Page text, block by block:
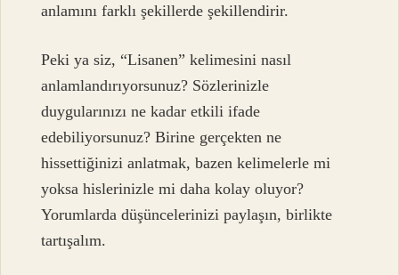
anlamını farklı şekillerde şekillendirir.
Peki ya siz, “Lisanen” kelimesini nasıl
anlamlandırıyorsunuz? Sözlerinizle
duygularınızı ne kadar etkili ifade
edebiliyorsunuz? Birine gerçekten ne
hissettiğinizi anlatmak, bazen kelimelerle mi
yoksa hislerinizle mi daha kolay oluyor?
Yorumlarda düşüncelerinizi paylaşın, birlikte
tartışalım.